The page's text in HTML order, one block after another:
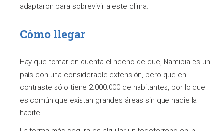
adaptaron para sobrevivir a este clima.
Cómo llegar
Hay que tomar en cuenta el hecho de que, Namibia es un
país con una considerable extensión, pero que en
contraste sólo tiene 2.000.000 de habitantes, por lo que
es común que existan grandes áreas sin que nadie la
habite.